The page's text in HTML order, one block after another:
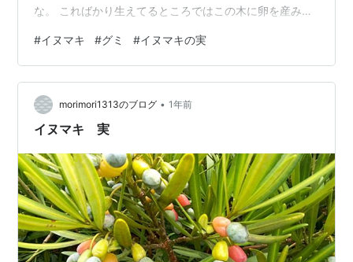
な。 こればかり生えてるところではこの木に卵を産み付
まあどんな木でも、それが好きな害虫はいるけど…。 実
の写真を乗せようと思ったけど、最近著作権のことが気
になって、写真の木に実がなったらそのうち載せよう。
自撮りにかぎる。 ここのイヌマキは数が少ないし、造園
業者にきっちり管理されてて大丈夫でしょう。元気そう
#イヌマキ #グミ #イヌマキの実
morimori1313のブログ • 1年前
イヌマキ 実